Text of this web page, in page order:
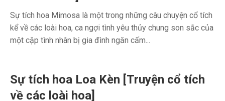
Sự tích hoa Mimosa là một trong những câu chuyện cổ tích
kể về các loài hoa, ca ngợi tình yêu thủy chung son sắc của
một cặp tình nhân bị gia đình ngăn cấm...
Sự tích hoa Loa Kèn [Truyện cổ tích
về các loài hoa]